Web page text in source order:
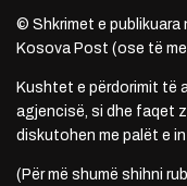
© Shkrimet e publikuara
Kosova Post (ose të
Kushtet e përdorimit të
agjencisë, si dhe faqet
diskutohen me palët e
(Për më shumë shihni